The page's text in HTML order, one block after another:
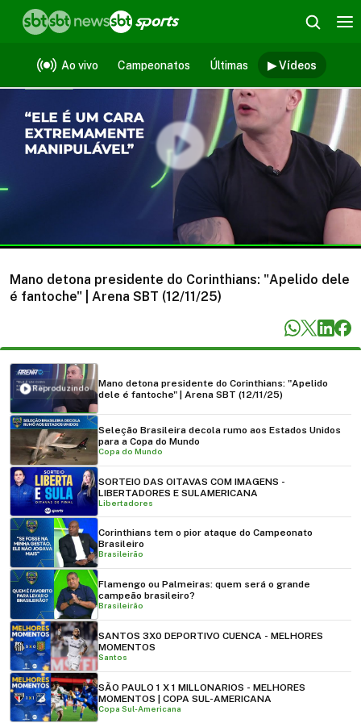
Ao vivo Campeonatos Últimas ▶ Vídeos
Vídeos
Mano detona presidente do Corinthians: "Apelido dele
é fantoche" | Arena SBT (12/11/25)
Reproduzindo
Mano detona presidente do Corinthians: "Apelido
dele é fantoche" | Arena SBT (12/11/25)
Seleção Brasileira decola rumo aos Estados Unidos
para a Copa do Mundo
Copa do Mundo
SORTEIO DAS OITAVAS COM IMAGENS -
LIBERTADORES E SULAMERICANA
Libertadores
Corinthians tem o pior ataque do Campeonato
Brasileiro
Brasileirão
Flamengo ou Palmeiras: quem será o grande
campeão brasileiro?
Brasileirão
SANTOS 3X0 DEPORTIVO CUENCA - MELHORES
MOMENTOS
Santos
SÃO PAULO 1 X 1 MILLONARIOS - MELHORES
MOMENTOS | COPA SUL-AMERICANA
Copa Sul-Americana